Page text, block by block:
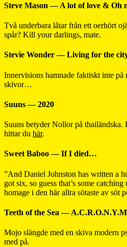
Steve Mason — A lot of love & Oh
Två underbara låtar från ett oerhört
spår? Kill your darlings, mate.
Stevie Wonder — Living for the
Innervisions hamnade faktiskt inte på
skivor…
Suuns — 2020
Suuns betyder Nollor på
hittar du här.
Sweet Baboo — If I died…
”And Daniel Johnston has written a
got six, so guess that’s some
homage i den här allra sötaste av söt
Teeth of the Sea —
Mojo slängde med en skiva modern
med på.